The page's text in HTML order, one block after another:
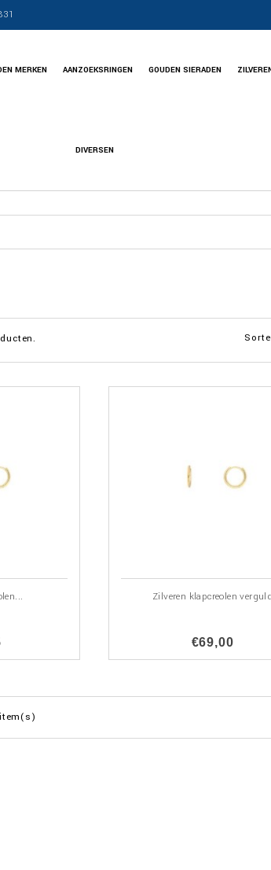
MERKEN AANZOEKSRINGEN GOUDEN SIERADEN
DIVERSEN
Zilveren klapcreolen
€69,00